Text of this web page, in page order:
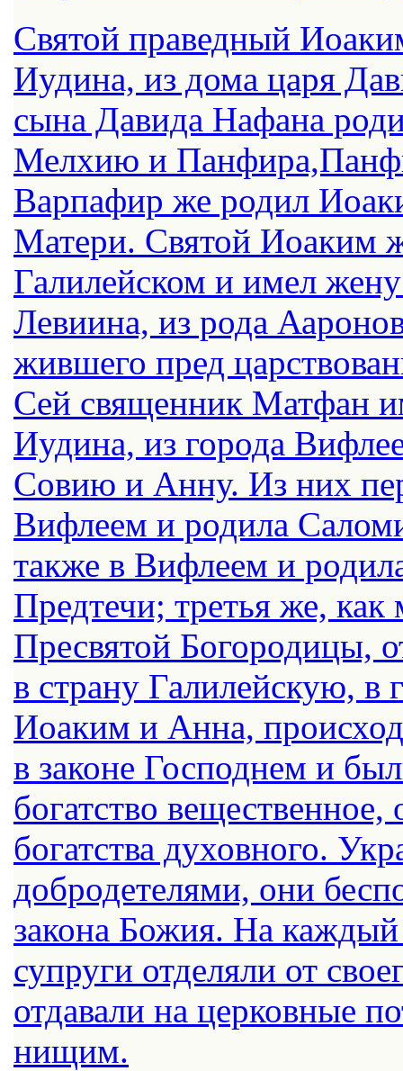
Святой праведный
Иудина, из дома царя
сына Давида Нафана
Мелхию и
Варпафир же родил
Матери. Святой Иоаким
Галилейском и имел
Левиина, из рода
жившего пред
Сей священник Матфан
Иудина, из города
Совию и Анну. Из них
Вифлеем и родила
также в Вифлеем и
Предтечи; третья же,
Пресвятой Богородицы,
в страну Галилейскую, в
Иоаким и Анна,
в законе Господнем и
богатство
богатства духовного.
добродетелями, они
закона Божия. На каждый
супруги отделяли от
отдавали на церковные
нищим.